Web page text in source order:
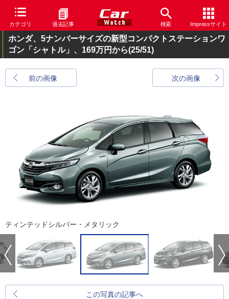
カテゴリ 過去記事 検索 Impressサイト
ホンダ、5ナンバーサイズの新型コンパクトステーションワ
ゴン「シャトル」、169万円から(25/51)
前の画像 次の画像
ティンテッドシルバー・メタリック
この写真の記事へ